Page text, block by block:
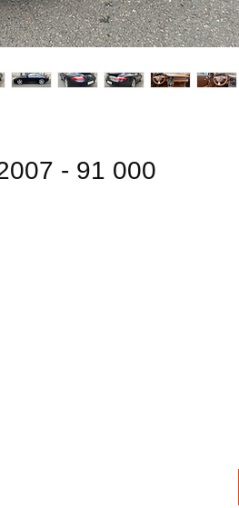
- 91 000